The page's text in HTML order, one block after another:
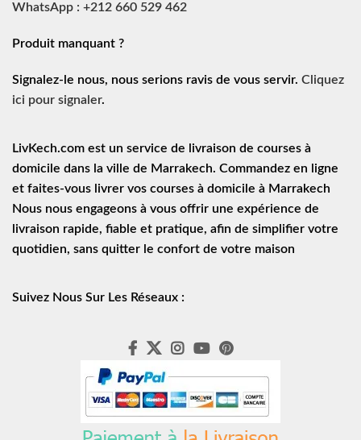
WhatsApp : +212 660 529 462
Produit manquant ?
Signalez-le nous, nous serions ravis de vous servir. Cliquez
ici pour signaler.
LivKech.com est un service de
livraison de courses à
domicile dans la ville de Marrakech. Commandez en ligne
et faites-vous livrer vos courses à domicile à Marrakech
Nous nous engageons à vous offrir une expérience de
livraison rapide, fiable et pratique, afin de simplifier votre
quotidien, sans quitter le confort de votre maison
Suivez Nous Sur Les Réseaux :